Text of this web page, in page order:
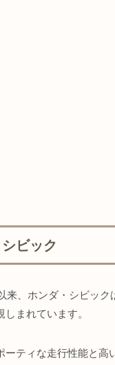
ビック
来、ホンダ・シビック
しまれています。
ーティな走行性能と高